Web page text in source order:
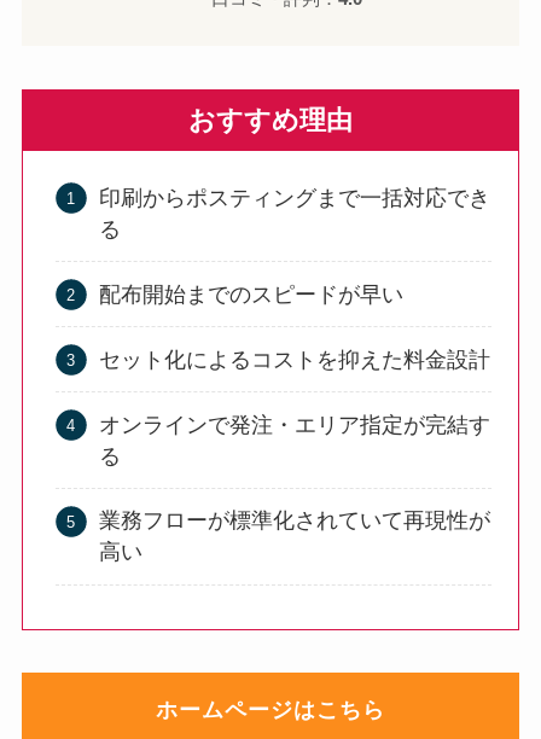
おすすめ理由
印刷からポスティングまで一括対応でき
る
配布開始までのスピードが早い
セット化によるコストを抑えた料金設計
オンラインで発注・エリア指定が完結す
る
業務フローが標準化されていて再現性が
高い
ホームページはこちら